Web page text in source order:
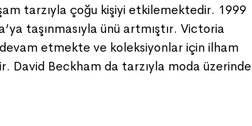
tarzıyla çoğu kişiyi etkilemektedir. 1999
taşınmasıyla ünü artmıştır. Victoria
etmekte ve koleksiyonlar için ilham
David Beckham da tarzıyla moda üzerinde